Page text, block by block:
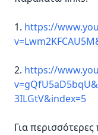
1. https://
2. https://
3ILGtV&index=5
Για